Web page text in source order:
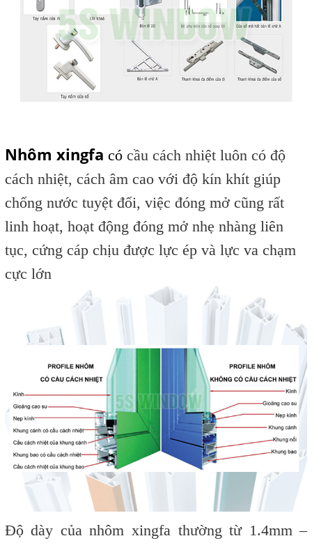
Nhôm xingfa cócầu cách nhiệt luôn có độ
cách nhiệt, cách âm cao với độ kín khít giúp
chống nước tuyệt đối, việc đóng mở cũng rất
linh hoạt, hoạt động đóng mở nhẹ nhàng liên
tục, cứng cáp chịu được lực ép và lực va chạm
cực lớn
Độ dày của nhôm xingfa thường từ 1.4mm –